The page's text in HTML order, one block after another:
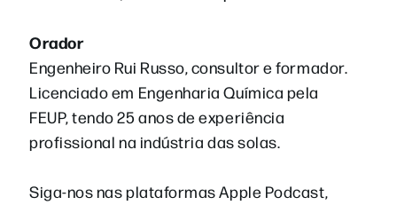
Orador
Engenheiro Rui Russo, consultor e formador.
Licenciado em Engenharia Química pela
FEUP, tendo 25 anos de experiência
profissional na indústria das solas.
Siga-nos nas plataformas Apple Podcast,